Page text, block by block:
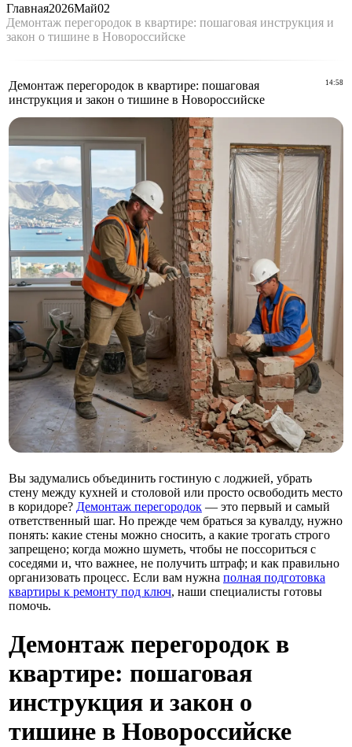
Главная2026Май02
Демонтаж перегородок в квартире: пошаговая инструкция и
закон о тишине в Новороссийске
14:58
Демонтаж перегородок в квартире: пошаговая
инструкция и закон о тишине в Новороссийске
Вы задумались объединить гостиную с лоджией, убрать
стену между кухней и столовой или просто освободить место
в коридоре? Демонтаж перегородок — это первый и самый
ответственный шаг. Но прежде чем браться за кувалду, нужно
понять: какие стены можно сносить, а какие трогать строго
запрещено; когда можно шуметь, чтобы не поссориться с
соседями и, что важнее, не получить штраф; и как правильно
организовать процесс. Если вам нужна полная подготовка
квартиры к ремонту под ключ, наши специалисты готовы
помочь.
Демонтаж перегородок в
квартире: пошаговая
инструкция и закон о
тишине в Новороссийске